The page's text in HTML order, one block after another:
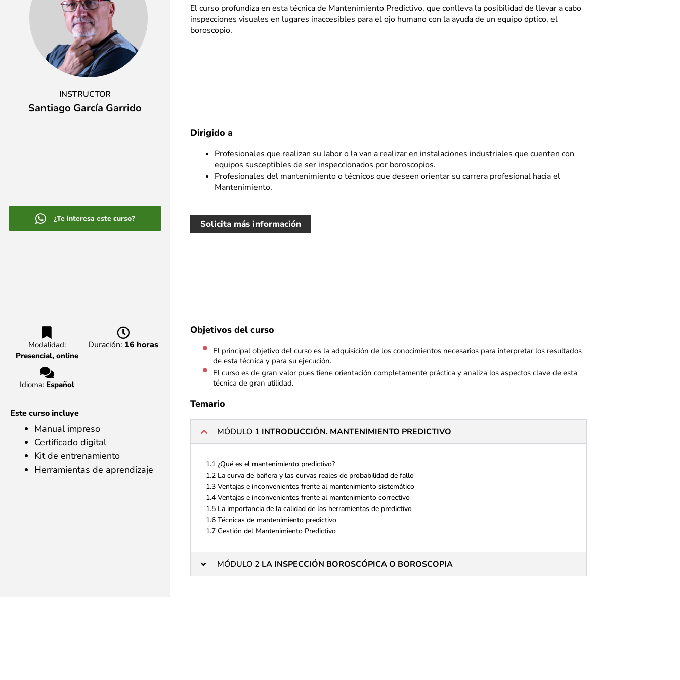
INSTRUCTOR
Santiago García Garrido
¿Te interesa este curso?
Modalidad:
Presencial, online
Duración: 16 horas
Idioma: Español
Este curso incluye
Manual impreso
Certificado digital
Kit de entrenamiento
Herramientas de aprendizaje
El curso profundiza en esta técnica de Mantenimiento Predictivo, que conlleva la posibilidad de llevar a cabo
inspecciones visuales en lugares inaccesibles para el ojo humano con la ayuda de un equipo óptico, el
boroscopio.
Dirigido a
Profesionales que realizan su labor o la van a realizar en instalaciones industriales que cuenten con
equipos susceptibles de ser inspeccionados por boroscopios.
Profesionales del mantenimiento o técnicos que deseen orientar su carrera profesional hacia el
Mantenimiento.
Solicita más información
Objetivos del curso
El principal objetivo del curso es la adquisición de los conocimientos necesarios para interpretar los resultados
de esta técnica y para su ejecución.
El curso es de gran valor pues tiene orientación completamente práctica y analiza los aspectos clave de esta
técnica de gran utilidad.
Temario
MÓDULO 1 INTRODUCCIÓN. MANTENIMIENTO PREDICTIVO
1.1 ¿Qué es el mantenimiento predictivo?
1.2 La curva de bañera y las curvas reales de probabilidad de fallo
1.3 Ventajas e inconvenientes frente al mantenimiento sistemático
1.4 Ventajas e inconvenientes frente al mantenimiento correctivo
1.5 La importancia de la calidad de las herramientas de predictivo
1.6 Técnicas de mantenimiento predictivo
1.7 Gestión del Mantenimiento Predictivo
MÓDULO 2 LA INSPECCIÓN BOROSCÓPICA O BOROSCOPIA